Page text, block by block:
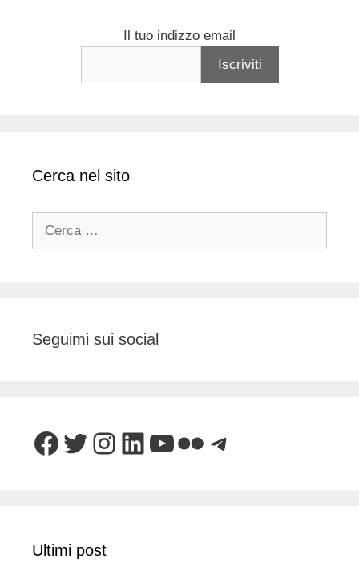
Il tuo indizzo email
Cerca nel sito
Seguimi sui social
Facebook
Twitter
Instagram
LinkedIn
YouTube
FlickrTelegram
Ultimi post